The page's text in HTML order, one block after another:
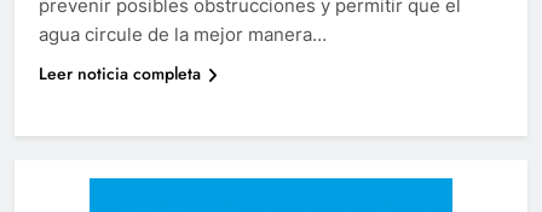
prevenir posibles obstrucciones y permitir que el
agua circule de la mejor manera…
Leer noticia completa